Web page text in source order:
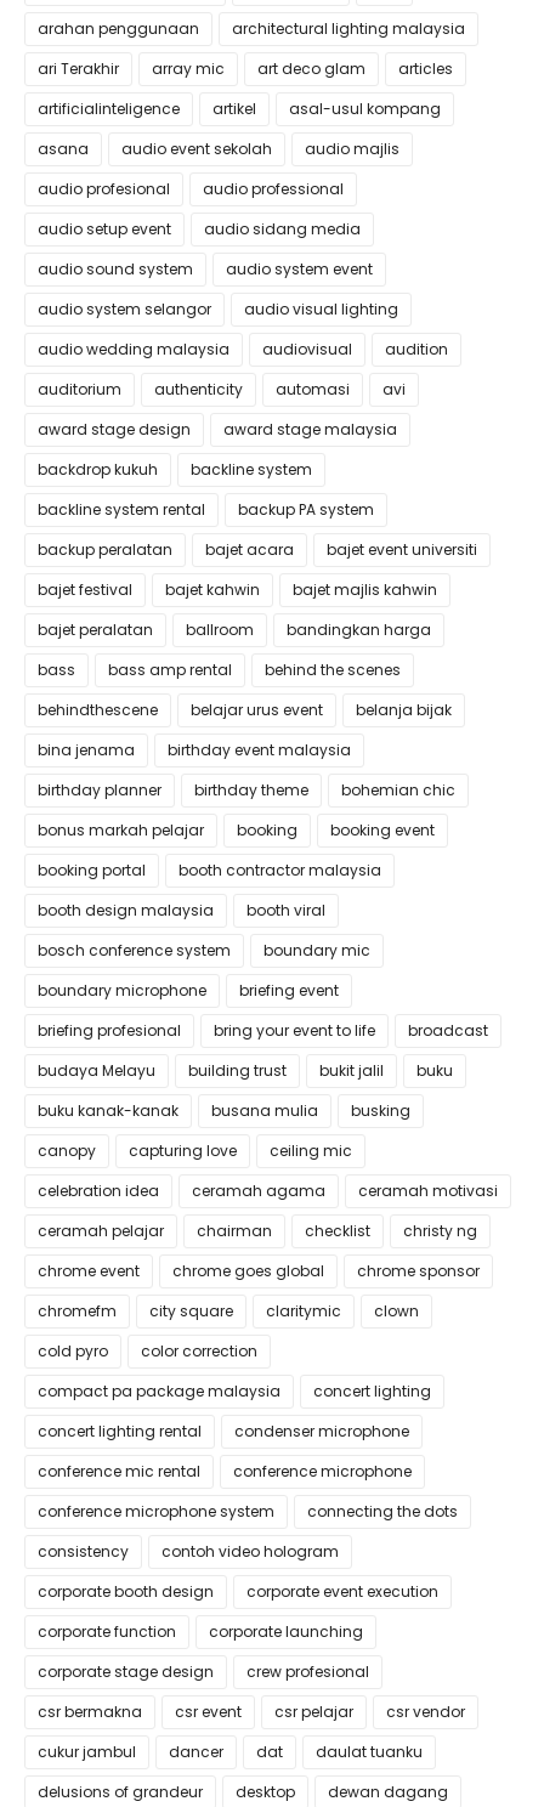
arahan penggunaan
architectural lighting malaysia
ari Terakhir
array mic art deco glam
articles
artificialinteligence
artikel
asal-usul kompang
asana
audio event sekolah
audio majlis
audio profesional
audio professional
audio setup event
audio sidang media
audio sound system
audio system event
audio system selangor
audio visual lighting
audio wedding malaysia
audiovisual
audition
auditorium
authenticity automasi
avi
award stage design
award stage malaysia
backdrop kukuh
backline system
backline system rental
backup PA system
backup peralatan
bajet acara
bajet event universiti
bajet festival
bajet kahwin
bajet majlis kahwin
bajet peralatan
ballroom
bandingkan harga
bass
bass amp rental
behind the scenes
behindthescene
belajar urus event
belanja bijak
bina jenama
birthday event malaysia
birthday planner
birthday theme
bohemian chic
bonus markah pelajar
booking
booking event
booking portal
booth contractor malaysia
booth design malaysia
booth viral
bosch conference system
boundary mic
boundary microphone
briefing event
briefing profesional
bring your event to life
broadcast
budaya Melayu
building trust bukit jalil
buku
buku kanak-kanak
busana mulia
busking
canopy
capturing love
ceiling mic
celebration idea
ceramah agama
ceramah motivasi
ceramah pelajar
chairman checklist
christy ng
chrome event
chrome goes global
chrome sponsor
chromefm
city square claritymic
clown
cold pyro
color correction
compact pa package malaysia
concert lighting
concert lighting rental
condenser microphone
conference mic rental
conference microphone
conference microphone system
connecting the dots
consistency
contoh video hologram
corporate booth design
corporate event execution
corporate function
corporate launching
corporate stage design
crew profesional
csr bermakna
csr event csr pelajar
csr vendor
cukur jambul
dancer dat
daulat tuanku
delusions of grandeur
desktop dewan dagang